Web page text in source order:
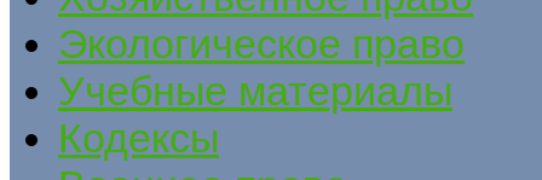
Экологическое право
Учебные материалы
Кодексы